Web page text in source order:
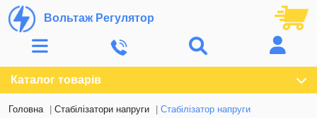
Вольтаж Регулятор
Каталог товарів
Головна Стабілізатори напруги
Стабілізатор напруги